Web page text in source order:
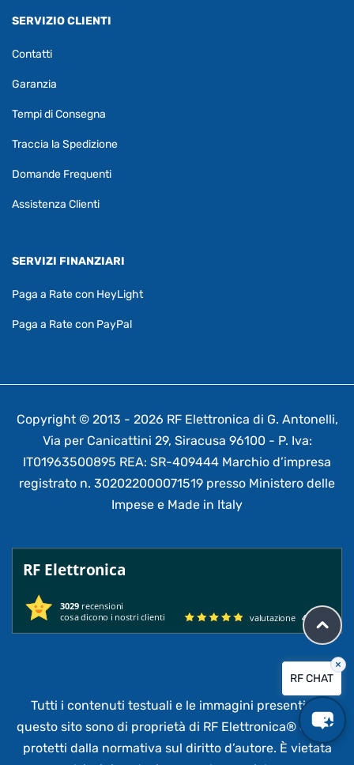
SERVIZIO CLIENTI
Contatti
Garanzia
Tempi di Consegna
Traccia la Spedizione
Domande Frequenti
Assistenza Clienti
SERVIZI FINANZIARI
Paga a Rate con HeyLight
Paga a Rate con PayPal
Copyright © 2013 - 2026 RF Elettronica di G. Antonelli,
Via per Canicattini 29, Siracusa 96100 - P. Iva:
IT01963500895 REA: SR-409444 Marchio d’impresa
registrato n. 302022000071519 presso Ministero delle
Impese e Made in Italy
RF Elettronica
3029 recensioni
cosa dicono i nostri clienti
valutazione 4.95
Tutti i contenuti testuali e le immagini presenti su
questo sito sono di proprietà di RF Elettronica®e sono
protetti dalla normativa sul diritto d’autore. È vietata
RF CHAT
×